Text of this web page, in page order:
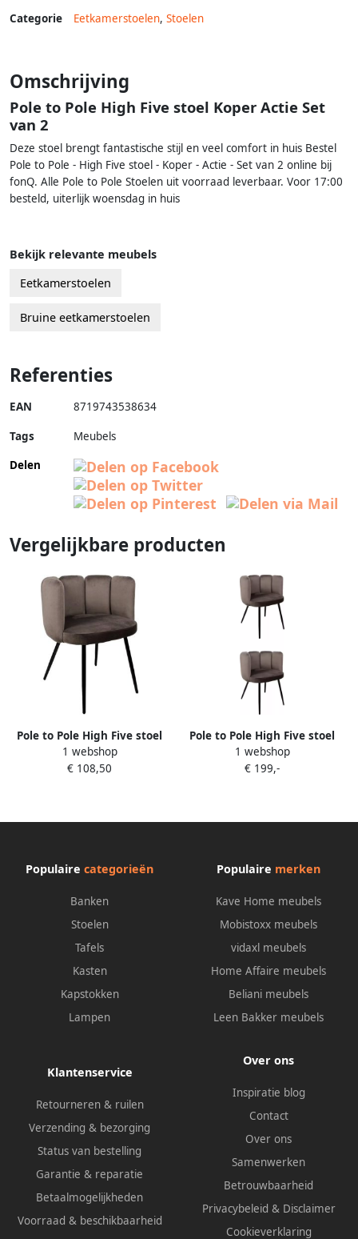
Categorie Eetkamerstoelen, Stoelen
Omschrijving
Pole to Pole High Five stoel Koper Actie Set
van 2
Deze stoel brengt fantastische stijl en veel comfort in huis Bestel
Pole to Pole - High Five stoel - Koper - Actie - Set van 2 online bij
fonQ. Alle Pole to Pole Stoelen uit voorraad leverbaar. Voor 17:00
besteld, uiterlijk woensdag in huis
Bekijk relevante meubels
Eetkamerstoelen
Bruine eetkamerstoelen
Referenties
EAN 8719743538634
Tags
Meubels
Delen
Vergelijkbare producten
Pole to Pole High Five stoel
Donkergrijs
1 webshop
€ 108,50
Pole to Pole High Five stoel
Donkergrijs Actie Set van 2
1 webshop
€ 199,-
Populaire categorieën
Banken
Stoelen
Tafels
Kasten
Kapstokken
Lampen
Populaire merken
Kave Home meubels
Mobistoxx meubels
vidaxl meubels
Home Affaire meubels
Beliani meubels
Leen Bakker meubels
Klantenservice
Retourneren & ruilen
Verzending & bezorging
Status van bestelling
Garantie & reparatie
Betaalmogelijkheden
Voorraad & beschikbaarheid
Over ons
Inspiratie blog
Contact
Over ons
Samenwerken
Betrouwbaarheid
Privacybeleid & Disclaimer
Cookieverklaring